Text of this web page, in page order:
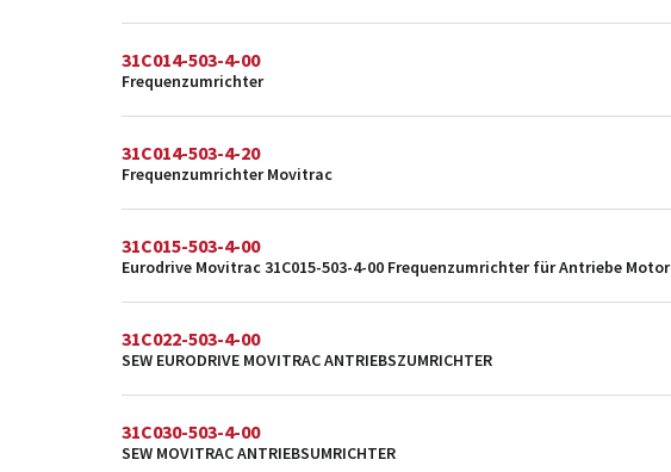
31C014-503-4-00
Frequenzumrichter
31C014-503-4-20
Frequenzumrichter Movitrac
31C015-503-4-00
Eurodrive Movitrac 31C015-503-4-00 Frequenzumrichter für Antriebe Motor
31C022-503-4-00
SEW EURODRIVE MOVITRAC ANTRIEBSZUMRICHTER
31C030-503-4-00
SEW MOVITRAC ANTRIEBSUMRICHTER